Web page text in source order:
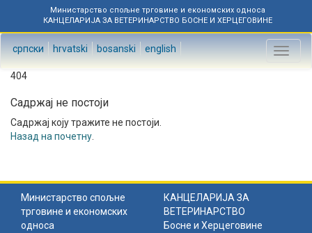
Министарство спољне трговине и економских односа
КАНЦЕЛАРИЈА ЗА ВЕТЕРИНАРСТВО БОСНЕ И ХЕРЦЕГОВИНЕ
српски hrvatski bosanski english
Toggle
404
Садржај не постоји
Садржај коју тражите не постоји.
Назад на почетну
Министарство спољне
трговине и економских
односа
КАНЦЕЛАРИЈА ЗА
ВЕТЕРИНАРСТВО
Босне и Херцеговине